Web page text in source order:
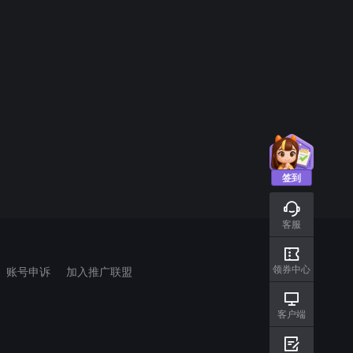
签到
客服
领券中心
客户端
账号申诉 加入推广联盟